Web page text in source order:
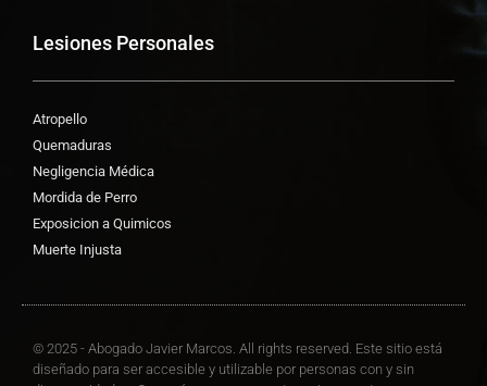
Lesiones Personales
Atropello
Quemaduras
Negligencia Médica
Mordida de Perro
Exposicion a Quimicos
Muerte Injusta
© 2025 - Abogado Javier Marcos. All rights reserved. Este sitio está
diseñado para ser accesible y utilizable por personas con y sin